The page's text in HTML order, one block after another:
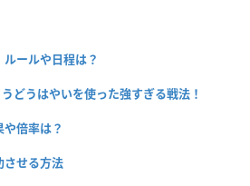
ールや日程は？
どうはやいを使った強すぎる戦法！
倍率は？
させる方法